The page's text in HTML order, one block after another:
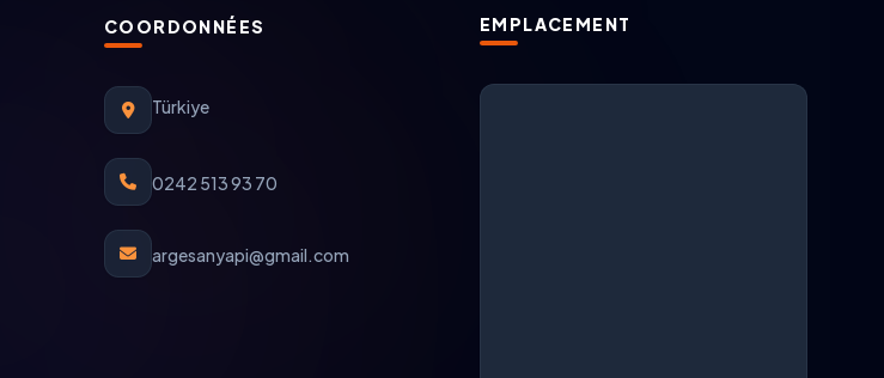
COORDONNÉES
Türkiye
0242 513 93 70
argesanyapi@gmail.com
EMPLACEMENT